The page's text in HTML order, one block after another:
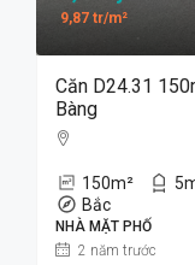
9,87 tr/m²
Căn D24.31
Bàng
150m² 5
Bắc
NHÀ MẶT PHỐ
2 năm trước